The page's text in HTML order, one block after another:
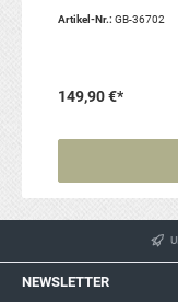
Artikel-Nr.: GB-36702
149,90 €*
NEWSLETTER